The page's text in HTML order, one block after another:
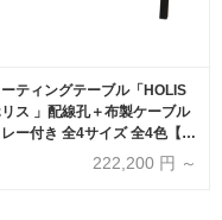
ーティングテーブル「HOLIS
ス 」配線孔＋布製ケーブル
レー付き 全4サイズ 全4色【受
222,200 円 ～